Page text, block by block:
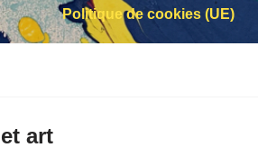
Politique de cookies (UE)
art